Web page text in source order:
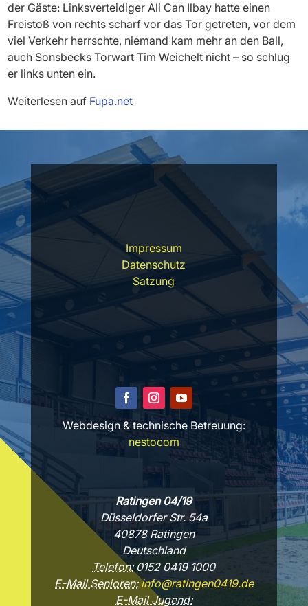
der Gäste: Linksverteidiger Ali Can Ilbay hatte einen
Freistoß von rechts scharf vor das Tor getreten, vor dem
viel Verkehr herrschte, niemand kam mehr an den Ball,
auch Sonsbecks Torwart Tim Weichelt nicht – so schlug
er links unten ein.
Weiterlesen auf Fupa.net
Impressum
Datenschutz
Satzung
Webdesign & technische Betreuung:
nestocom
Ratingen 04/19
Düsseldorfer Str. 54a
40878 Ratingen
Deutschland
Telefon:0152 0419 1000
E-Mail Senioren:info@ratingen0419.de
E-Mail Jugend: